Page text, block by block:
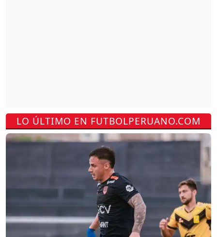
LO ÚLTIMO EN FUTBOLPERUANO.COM